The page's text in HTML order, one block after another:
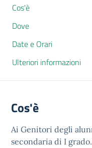
Cos'è
Dove
Date e Orari
Ulteriori informazioni
Cos'è
Ai Genitori degli
secondaria di I grado.